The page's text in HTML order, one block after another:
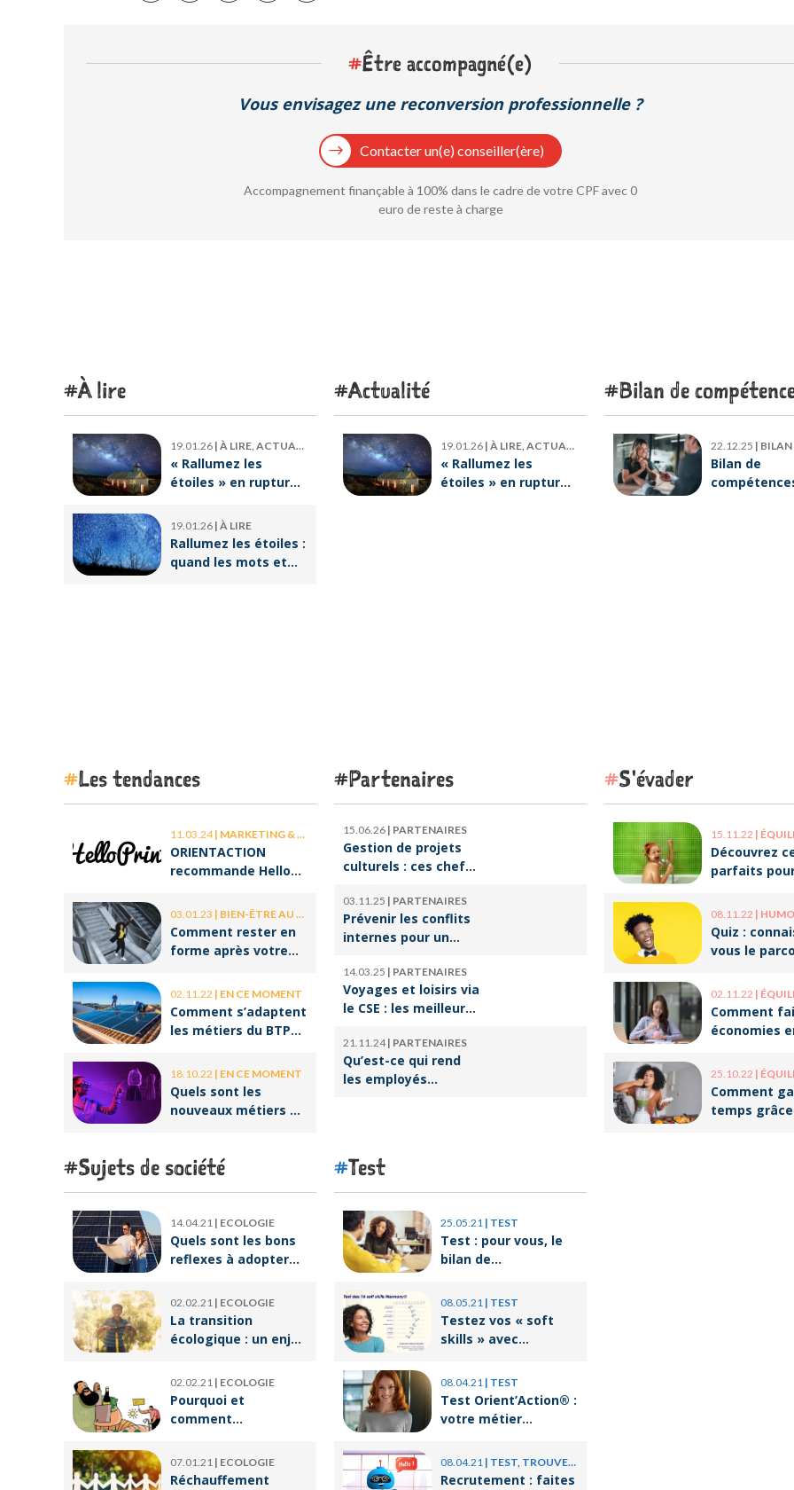
#Être accompagné(e)
Vous envisagez une reconversion professionnelle ?
Contacter un(e) conseiller(ère)
Accompagnement finançable à 100% dans le cadre de votre CPF avec 0
euro de reste à charge
À lire
19.01.26 | À LIRE, ACTUALITÉ
« Rallumez les
étoiles » en rupture
le livre d’Emeric
Lebreton dès
maintenant ?
19.01.26 | À LIRE
Rallumez les étoiles :
quand les mots et
Actualité
19.01.26 | À LIRE, ACTUALITÉ
« Rallumez les
étoiles » en rupture
Bilan de
22.12.25 | BILAN DE
Bilan de
Les tendances
11.03.24| MARKETING & COMMUNICATION
ORIENTACTION
recommande Hello
des stickers et des
brochures
03.01.23 | BIEN-ÊTRE AU TRAVAIL
Comment rester en
forme après votre
02.11.22 | EN CE MOMENT
Comment s’adaptent
les métiers du BTP
environnementaux ?
18.10.22 | EN CE MOMENT
Quels sont les
nouveaux métiers de
Partenaires
15.06.26 | PARTENAIRES
Gestion de projets
culturels : ces chefs
l’ombre qui font vivre
la culture
03.11.25 | PARTENAIRES
Prévenir les conflits
internes pour un
serein
14.03.25 | PARTENAIRES
Voyages et loisirs via
le CSE : les meilleures
salariés
21.11.24| PARTENAIRES
Qu’est-ce qui rend
les employés
S'évader
15.11.22 | ÉQUILIBRE
Découvrez
parfaits
le travail !
08.11.22 |
Quiz :
vous le
populaires ?
02.11.22 | ÉQUILIBRE
Comment
économies
organisation
25.10.22 | ÉQUILIBRE
Comment
temps
Sujets de société
14.04.21 | ECOLOGIE
Quels sont les bons
reflexes à adopter
écoresponsable ?
02.02.21 | ECOLOGIE
La transition
écologique : un enjeu
avenir meilleur
02.02.21 | ECOLOGIE
Pourquoi et
comment
alimentation ?
07.01.21 | ECOLOGIE
Réchauffement
Test
25.05.21 | TEST
Test : pour vous, le
bilan de
quoi ?
08.05.21 | TEST
Testez vos « soft
skills » avec
08.04.21 | TEST
Test Orient’Action® :
votre métier
personnalité ?
08.04.21 | TEST, TROUVER UN JOB
Recrutement : faites